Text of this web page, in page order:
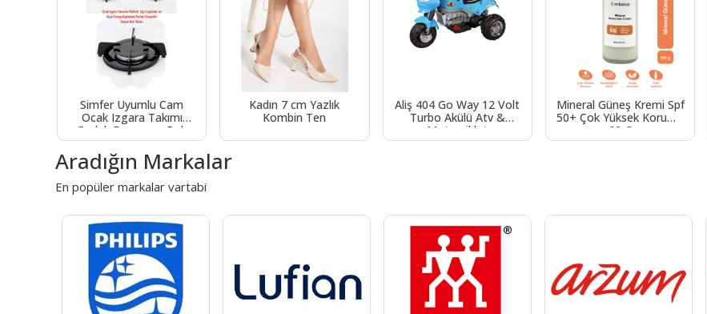
Simfer Uyumlu Cam
Ocak Izgara Takımı
Parlak Emaye ve Bek
takımı
Kadın 7 cm Yazlık
Kombin Ten
Aliş 404 Go Way 12 Volt
Turbo Akülü Atv &
Motorsiklet
Mineral Güneş Kremi Spf
50+ Çok Yüksek Koruma
60 G
Aradığın Markalar
En popüler markalar vartabi